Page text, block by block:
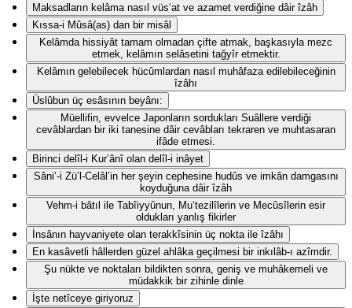
Maksadların kelâma nasıl vüs‘at ve azamet verdiğine dâir îzâh
Kıssa-i Mûsâ(as) dan bir misâl
Kelâmda hissiyât tamam olmadan çifte atmak, başkasıyla mezc
etmek, kelâmın selâsetini tağyîr etmektir.
Kelâmın gelebilecek hücûmlardan nasıl muhâfaza edilebileceğinin
îzâhı
Üslûbun üç esâsının beyânı:
Müellifin, evvelce Japonların sordukları Suâllere verdiği
cevâblardan bir iki tanesine dâir cevâbları tekraren ve muhtasaran
ifâde etmesi.
Birinci delîl-i Kur’ânî olan delîl-i inâyet
Sâni‘-i Zü’l-Celâl’in her şeyin cephesine hudûs ve imkân damgasını
koyduğuna dâir îzâh
Vehm-i bâtıl ile Tabîiyyûnun, Mu‘tezilîlerin ve Mecûsîlerin esir
oldukları yanlış fikirler
İnsânın hayvaniyete olan terakkîsinin üç nokta ile îzâhı
En kasâvetli hâllerden güzel ahlâka geçilmesi bir inkılâb-ı azîmdir.
Şu nükte ve noktaları bildikten sonra, geniş ve muhâkemeli ve
müdakkik bir zihinle dinle
İşte netîceye giriyoruz